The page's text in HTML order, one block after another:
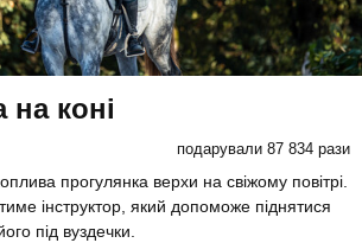
на коні
подарували 87 834 рази
прогулянка верхи на свіжому повітрі.
інструктор, який допоможе піднятися
під вуздечки.